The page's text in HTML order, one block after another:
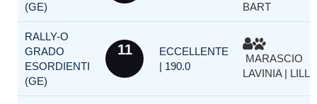
(GE)
BART
RALLY-O
GRADO
ESORDIENTI
(GE)
11
ECCELLENTE
| 190.0
MARASCIO
LAVINIA | LILLA